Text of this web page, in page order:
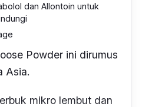
dan Allontoin untuk
Powder ini dirumus
Asia.
mikro lembut dan